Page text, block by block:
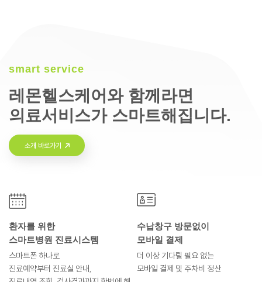
smart service
레몬헬스케어와 함께라면
의료서비스가 스마트해집니다.
소개 바로가기
환자를 위한
스마트병원 진료시스템
스마트폰 하나로
진료예약부터 진료실 안내,
수납창구 방문없이
모바일 결제
더 이상 기다릴 필요 없는
모바일 결제 및 주차비 정산